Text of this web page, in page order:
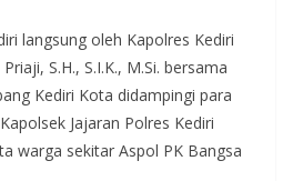
langsung oleh Kapolres Kediri
S.H., S.I.K., M.Si. bersama
Kediri Kota didampingi para
Jajaran Polres Kediri
warga sekitar Aspol PK Bangsa